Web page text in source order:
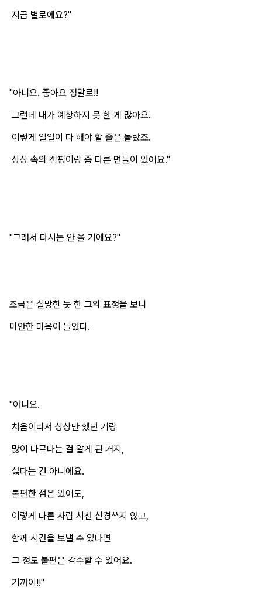
지금 별로에요?"
"아니요. 좋아요 정말로!!
그런데 내가 예상하지 못 한 게 많아요.
이렇게 일일이 다 해야 할 줄은 몰랐죠.
상상 속의 캠핑이랑 좀 다른 면들이 있어요."
"그래서 다시는 안 올 거에요?"
조금은 실망한 듯 한 그의 표정을 보니
미안한 마음이 들었다.
"아니요.
처음이라서 상상만 했던 거랑
많이 다르다는 걸 알게 된 거지,
싫다는 건 아니에요.
불편한 점은 있어도,
이렇게 다른 사람 시선 신경쓰지 않고,
함께 시간을 보낼 수 있다면
그 정도 불편은 감수할 수 있어요.
기꺼이!!"